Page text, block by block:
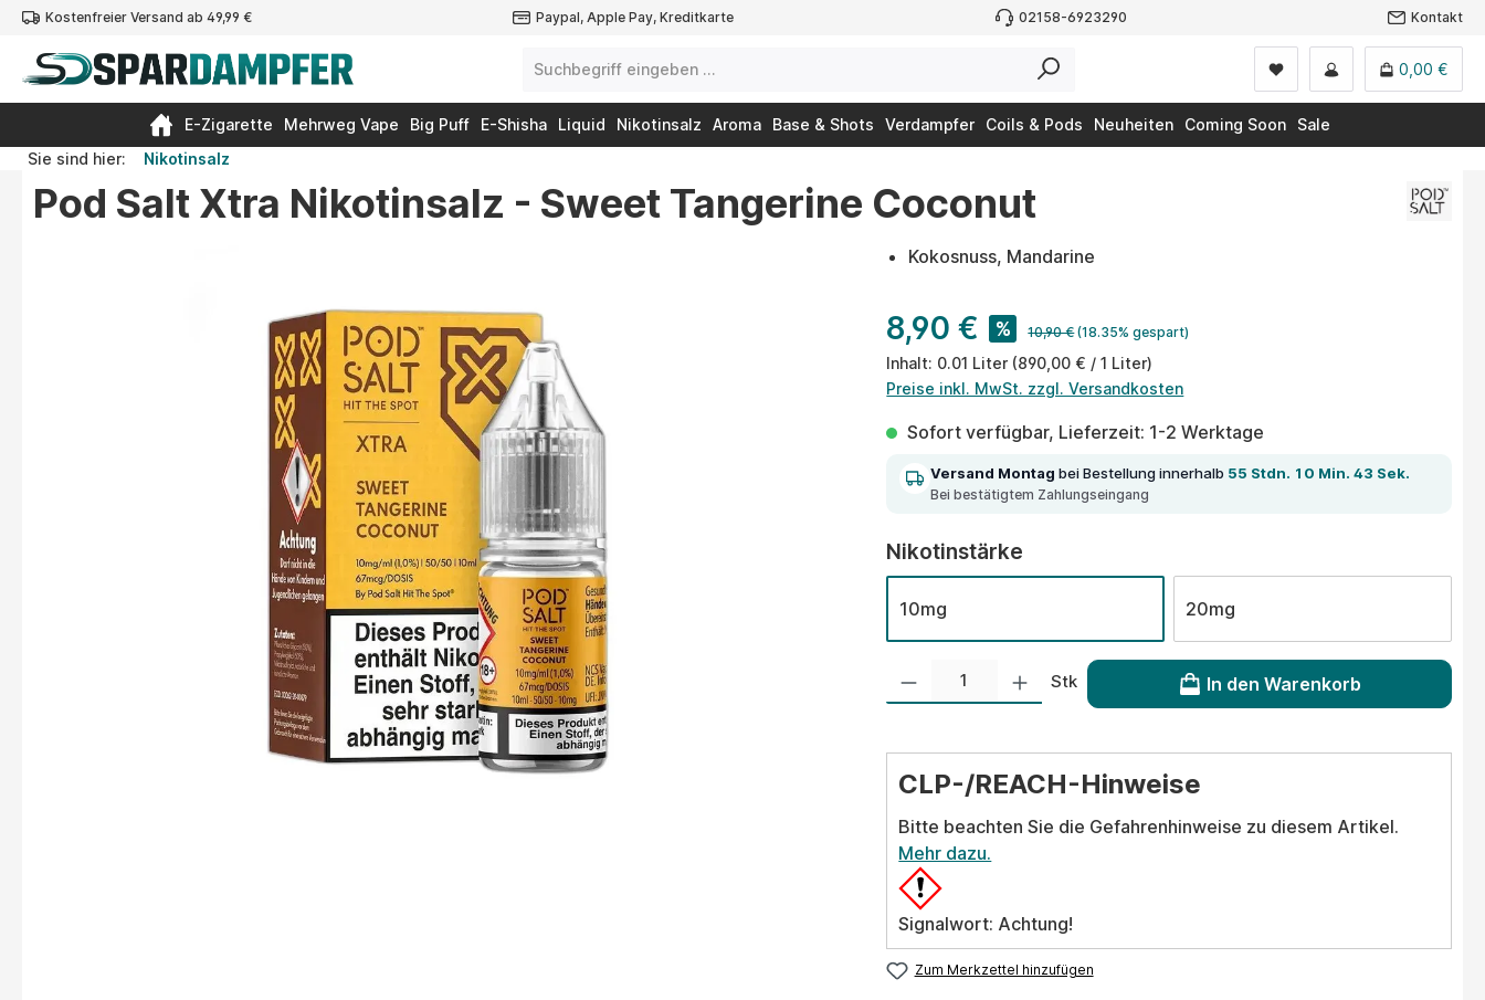
Zur Hauptnavigation springen
Kostenfreier Versand ab 49,99 € Paypal, Apple Pay, Kreditkarte 02158-6923290 Kontakt
0,00 €
E-Zigarette Mehrweg Vape Big Puff E-Shisha Liquid Nikotinsalz Aroma Base & Shots Verdampfer Coils & Pods Neuheiten Coming Soon
Sale
Sie sind hier:
Nikotinsalz
Pod Salt Xtra Nikotinsalz - Sweet Tangerine Coconut
Kokosnuss, Mandarine
8,90 € % 10,90 € (18.35% gespart)
Inhalt: 0.01 Liter (890,00 € / 1 Liter)
Preise inkl. MwSt. zzgl. Versandkosten
Sofort verfügbar, Lieferzeit: 1-2 Werktage
Versand Montag bei Bestellung innerhalb 55 Stdn. 10 Min. 43 Sek.
Bei bestätigtem Zahlungseingang
Nikotinstärke
10mg 20mg
Produkt Anzahl: Gib den gewünschten Wert ein oder benutze die Schaltflächen um die
Stk In den Warenkorb
CLP-/REACH-Hinweise
Bitte beachten Sie die Gefahrenhinweise zu diesem Artikel.
Mehr dazu.
Signalwort: Achtung!
Zum Merkzettel hinzufügen